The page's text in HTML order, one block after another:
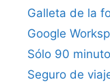
Galleta de la
Google
Sólo 90
Seguro de